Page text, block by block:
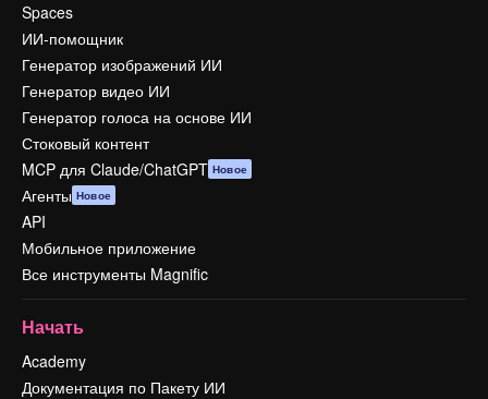
Spaces
ИИ-помощник
Генератор изображений ИИ
Генератор видео ИИ
Генератор голоса на основе ИИ
Стоковый контент
MCP для Claude/ChatGPT Новое
Агенты Новое
API
Мобильное приложение
Все инструменты Magnific
Начать
Academy
Документация по Пакету ИИ